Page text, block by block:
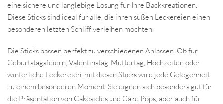
eine sichere und langlebige Lösung für Ihre Backkreationen.
Diese Sticks sind ideal für alle, die ihren süßen Leckereien einen
besonderen letzten Schliff verleihen möchten.
Die Sticks passen perfekt zu verschiedenen Anlässen. Ob für
Geburtstagsfeiern, Valentinstag, Muttertag, Hochzeiten oder
winterliche Leckereien, mit diesen Sticks wird jede Gelegenheit
zu einem besonderen Moment. Sie eignen sich besonders gut für
die Präsentation von Cakesicles und Cake Pops, aber auch für